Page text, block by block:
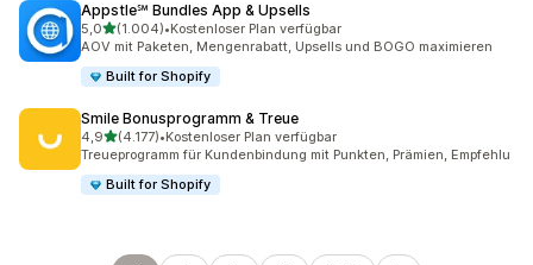
Appstle℠ Bundles App & Upsells
5,0von 5 Sternen
(1.004)
1004 Rezensionen insgesamt
•Kostenloser Plan verfügbar
AOV mit Paketen, Mengenrabatt, Upsells und BOGO maximieren
Built for Shopify
Smile Bonusprogramm & Treue
4,9von 5 Sternen
(4.177)
4177 Rezensionen insgesamt
•Kostenloser Plan verfügbar
Treueprogramm für Kundenbindung mit Punkten, Prämien, Empfehlu
Built for Shopify